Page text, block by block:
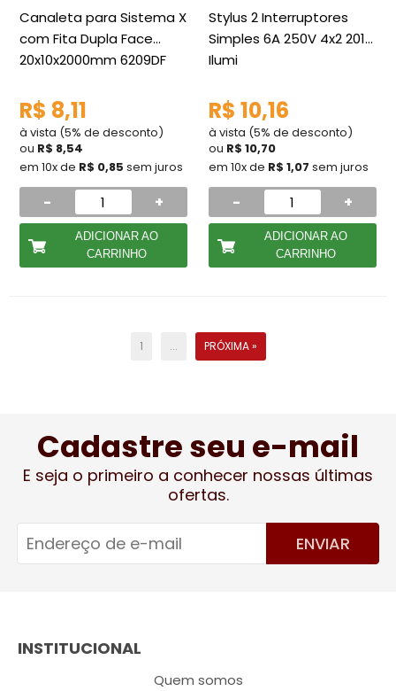
Canaleta para Sistema X
com Fita Dupla Face
20x10x2000mm 6209DF
R$ 8,11
à vista (5% de desconto)
ou R$ 8,54
em 10x de R$ 0,85 sem juros
- +
ADICIONAR AO
CARRINHO
Stylus 2 Interruptores
Simples 6A 250V 4x2 2018
Ilumi
R$ 10,16
à vista (5% de desconto)
ou R$ 10,70
em 10x de R$ 1,07 sem juros
- +
ADICIONAR AO
CARRINHO
1 ... PRÓXIMA »
Cadastre seu e-mail
E seja o primeiro a conhecer nossas últimas
ofertas.
ENVIAR
INSTITUCIONAL
Quem somos